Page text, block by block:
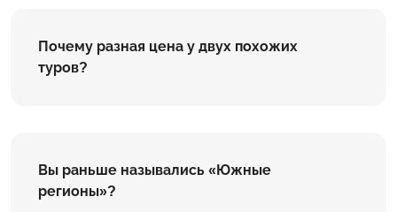
Почему разная цена у двух похожих
туров?
Вы раньше назывались «Южные
регионы»?